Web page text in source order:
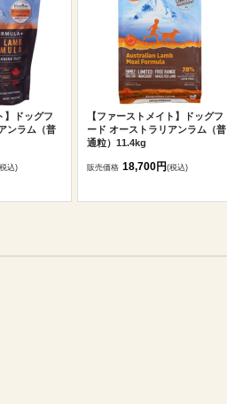
】ドッグフ
ンラム（普
込)
【ファーストメイト】ドッグフ
ード オーストラリアンラム（普
通粒）11.4kg
販売価格 18,700円(税込)